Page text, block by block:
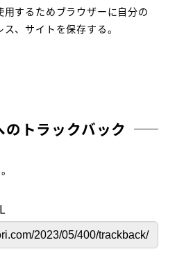
するためブラウザーに自分の
、サイトを保存する。
のトラックバック